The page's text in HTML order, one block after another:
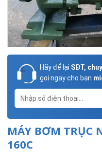
Hãy để lại SĐT,
gọi ngay cho bạn
MÁY BƠM TRỤC
160C